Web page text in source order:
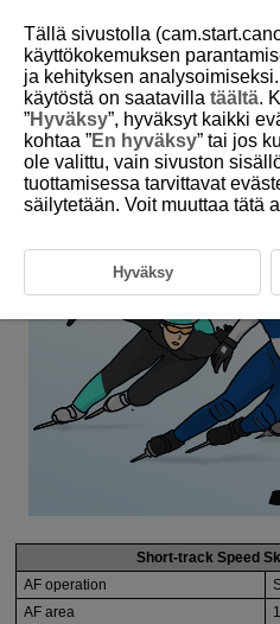
6-15 Winter: Short-
This setting is perfect for when
speed, such as in short-track
Short-track Speed
AF operation
AF area
Tällä sivustolla
käyttökokemuksen
ja kehityksen
käytöstä on saatavilla täältä.
”Hyväksy”, hyväksyt kaikki
kohtaa ”En hyväksy” tai jos
ole valittu, vain sivuston
tuottamisessa tarvittavat
säilytetään. Voit muuttaa tätä
Hyväksy